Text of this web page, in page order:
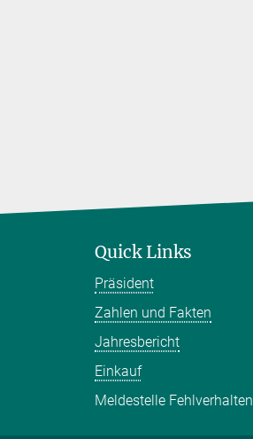
Quick Links
Präsident
Zahlen und Fakten
Jahresbericht
Einkauf
Meldestelle Fehlverhalten